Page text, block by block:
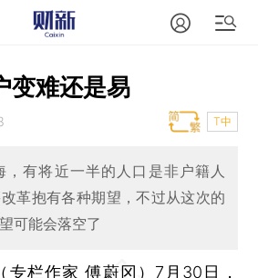
变难还是易
T中
，有将近一半的人口是非户籍人
革抱有各种期望，不过从这次的
可能会落空了
专栏作家 傅蔚冈） 7月30日，